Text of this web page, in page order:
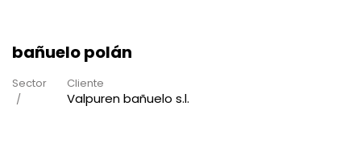
bañuelo polán
Sector Cliente
Valpuren bañuelo s.l.